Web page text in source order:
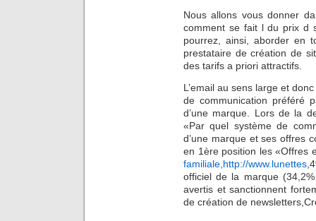
Nous allons vous donner
comment se fait l du prix d
pourrez, ainsi, aborder en
prestataire de création de
des tarifs a priori attractifs.
L’email au sens large et
de communication préféré
d’une marque. Lors de la
«Par quel système de
d’une marque et ses offres
en 1ère position les «Offres
familiale,http://www.lunettes
officiel de la marque
avertis et sanctionnent
de création de